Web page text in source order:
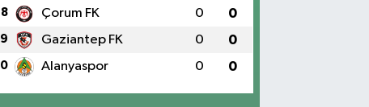
8 Çorum FK 0 0
9 Gaziantep FK 0 0
Alanyaspor 0 0